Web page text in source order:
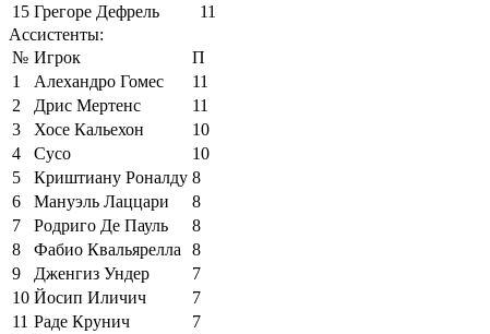
15 Грегоре Дефрель
11
Ассистенты:
№ Игрок
П
1
Алехандро Гомес
11
2
Дрис Мертенс
11
3
Хосе Кальехон
10
4
Сусо
10
5
Криштиану Роналду 8
6
Мануэль Лаццари
8
7
Родриго Де Пауль
8
8
Фабио Квальярелла
8
9
Дженгиз Ундер
7
10 Йосип Иличич
7
11 Раде Крунич
7